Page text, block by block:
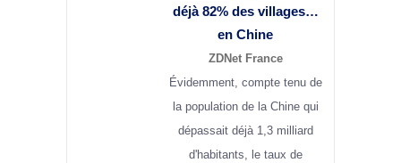
déjà 82% des villages…
en Chine
ZDNet France
Évidemment, compte tenu de
la population de la Chine qui
dépassait déjà 1,3 milliard
d'habitants, le taux de